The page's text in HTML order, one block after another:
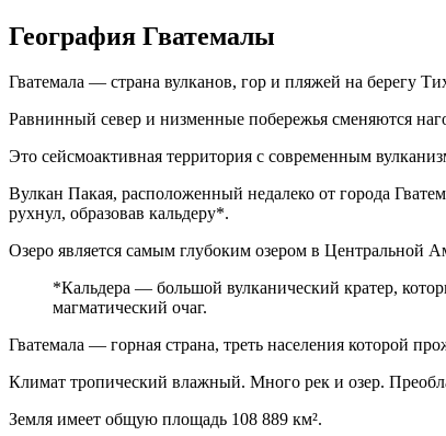
География Гватемалы
Гватемала — страна вулканов, гор и пляжей на берегу
Равнинный север и низменные побережья сменяются
Это сейсмоактивная территория c современным
Вулкан Пакая, расположенный недалеко от города
рухнул, образовав кальдеру*.
Озеро является самым глубоким озером в Центральной
*Кальдера — большой вулканический кратер,
магматический очаг.
Гватемала — горная страна, треть населения которой
Климат тропический влажный. Много рек и озер.
Земля имеет общую площадь 108 889 км².